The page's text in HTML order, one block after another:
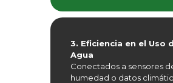
3. Eficiencia en el Uso
Agua
Conectados a sensores
humedad o datos